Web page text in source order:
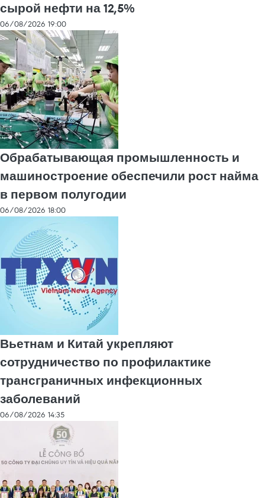
сырой нефти на 12,5%
06/08/2026 19:00
Обрабатывающая промышленность и
машиностроение обеспечили рост найма
в первом полугодии
06/08/2026 18:00
Вьетнам и Китай укрепляют
сотрудничество по профилактике
трансграничных инфекционных
заболеваний
06/08/2026 14:35